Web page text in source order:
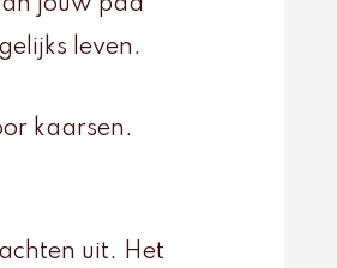
leven.
uit. Het